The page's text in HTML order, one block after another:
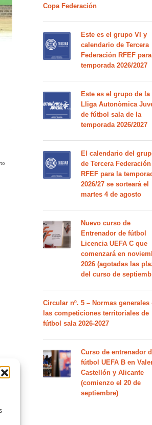
Copa Federación
Este es el grupo VI y
calendario de Tercera
Federación RFEF
temporada 2026/2027
Este es el grupo de la
Lliga Autonòmica
de fútbol sala de la
temporada 2026/2027
El calendario del
de Tercera Federación
RFEF para la
2026/27 se sorteará el
martes 4 de agosto
Nuevo curso de
Entrenador de fútbol
Licencia UEFA C que
comenzará en
2026 (agotadas las
del curso de
Circular nº. 5 – Normas generales
las competiciones territoriales de
fútbol sala 2026-2027
Curso de entrenador
fútbol UEFA B en
Castellón y Alicante
(comienzo el 20 de
septiembre)